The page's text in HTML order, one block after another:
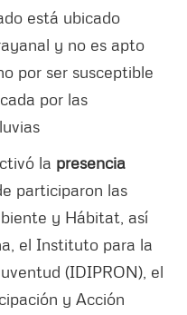
está ubicado
y no es apto
por ser susceptible
por las
la presencia
participaron las
y Hábitat, así
el Instituto para la
(IDIPRON), el
y Acción